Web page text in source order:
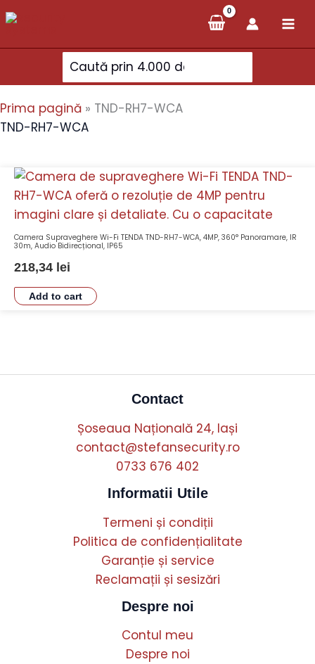
Skip
to
content
Search
for:
Prima pagină » TND-RH7-WCA
TND-RH7-WCA
Camera Supraveghere Wi-Fi TENDA TND-RH7-WCA, 4MP, 360° Panoramare, IR
30m, Audio Bidirecțional, IP65
218,34 lei
Add to cart
Contact
Șoseaua Națională 24, Iași
contact@stefansecurity.ro
0733 676 402
Informatii Utile
Termeni și condiții
Politica de confidențialitate
Garanție și service
Reclamații și sesizări
Despre noi
Contul meu
Despre noi